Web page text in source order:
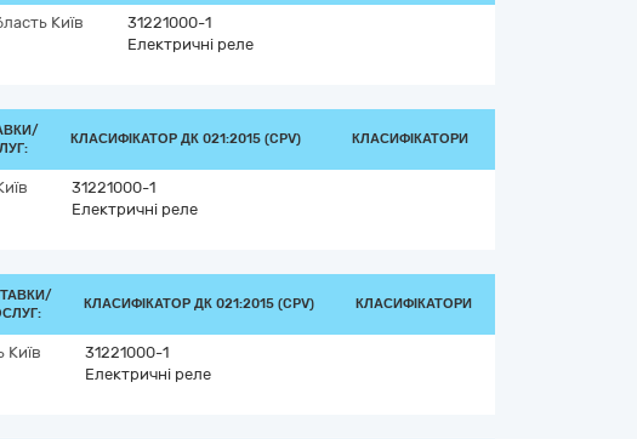
Київ
31221000-1
Електричні реле
КЛАСИФІКАТОР ДК 021:2015 (CPV) КЛАСИФІКАТОРИ
31221000-1
Електричні реле
КЛАСИФІКАТОР ДК 021:2015 (CPV) КЛАСИФІКАТОРИ
Київ
31221000-1
Електричні реле